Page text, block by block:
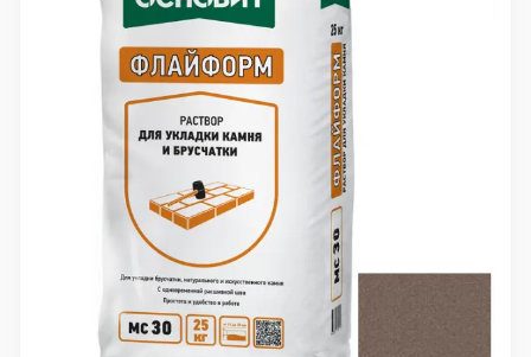
10 000 ₽
Минимальный заказ
+7(495) 988-86-47
sales@stroyholding.ru
Все бренды